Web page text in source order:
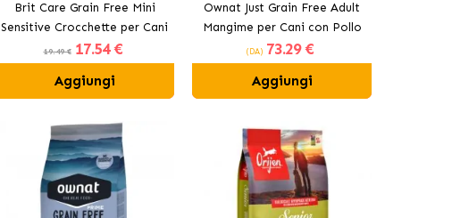
Brit Care Grain Free Mini
Sensitive Crocchette per Cani
di Piccole Razze
19.49 € 17.54 €
Aggiungi
Ownat Just Grain Free Adult
Mangime per Cani con Pollo
(DA) 73.29 €
Aggiungi